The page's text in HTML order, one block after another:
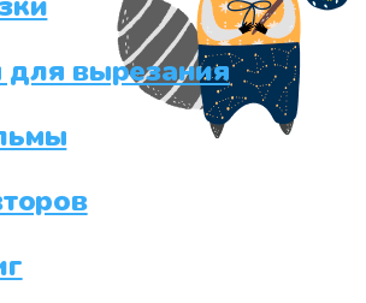
вырезания